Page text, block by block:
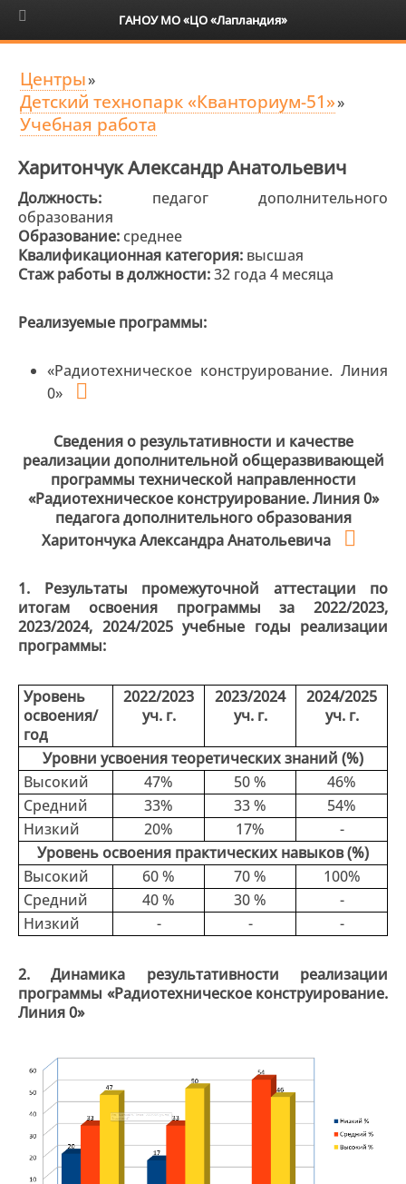
6+
Центры»
Детский технопарк «Кванториум-51»»
Учебная работа
Харитончук Александр Анатольевич
Должность: педагог дополнительного
образования
Образование: среднее
Квалификационная категория: высшая
Стаж работы в должности:32 года 4 месяца
Реализуемые программы:
«Радиотехническое конструирование. Линия
0»
Сведения о результативности и качестве
реализации дополнительной общеразвивающей
программы технической направленности
«Радиотехническое конструирование. Линия 0»
педагога дополнительного образования
Харитончука Александра Анатольевича
1. Результаты промежуточной аттестации по
итогам освоения программы за 2022/2023,
2023/2024, 2024/2025 учебные годы реализации
программы:
Уровень
освоения/
год
2022/2023
уч. г.
2023/2024
уч. г.
2024/2025
уч. г.
Уровни усвоения теоретических знаний (%)
Высокий
47% 50 %
46%
Средний
33% 33 %
54%
Низкий
20% 17%
-
Уровень освоения практических навыков (%)
Высокий
60 % 70 %
100%
Средний
40 % 30 %
-
Низкий
- - -
2. Динамика результативности реализации
программы «Радиотехническое конструирование.
Линия 0»
ГАНОУ МО «ЦО «Лапландия»